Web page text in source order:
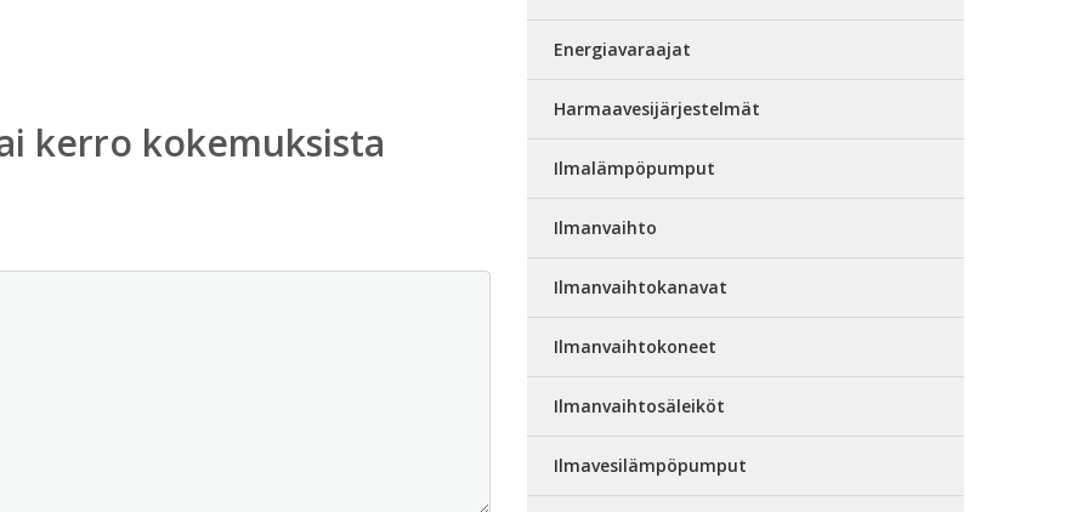
kerro kokemuksista
Energiavaraajat
Harmaavesijärjestelmät
Ilmalämpöpumput
Ilmanvaihto
Ilmanvaihtokanavat
Ilmanvaihtokoneet
Ilmanvaihtosäleiköt
Ilmavesilämpöpumput